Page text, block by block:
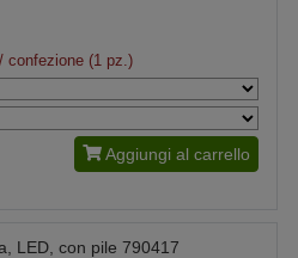
/ confezione (1 pz.)
Aggiungi al carrello
LED, con pile 790417